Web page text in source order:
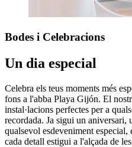
Bodes i Celebracions
Un dia especial
Celebra els teus moments més
fons a l'abba Playa Gijón. El
instal·lacions perfectes per a
recordada. Ja sigui un aniversari,
qualsevol esdeveniment especial,
cada detall estigui a l'alçada de